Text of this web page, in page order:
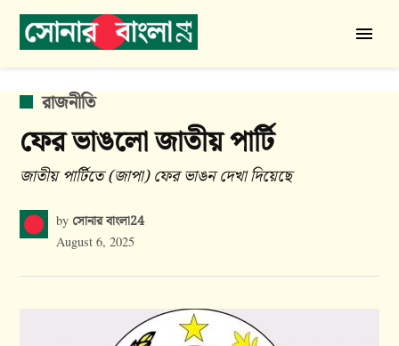
Skip
বাংলা
24
POSTED
রাজনীতি
ফের ভাঙলো জাতীয় পার্টি
জাতীয় পার্টিতে (জাপা) ফের ভাঙন দেখা দিয়েছে
by সোনার বাংলা24
August 6, 2025